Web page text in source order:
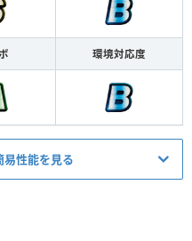
環境対応度
性能を見る